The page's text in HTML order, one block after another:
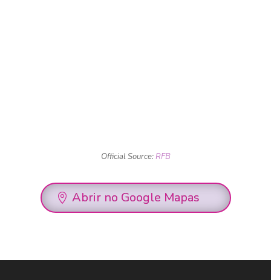
Official Source:RFB
Abrir no Google Mapas